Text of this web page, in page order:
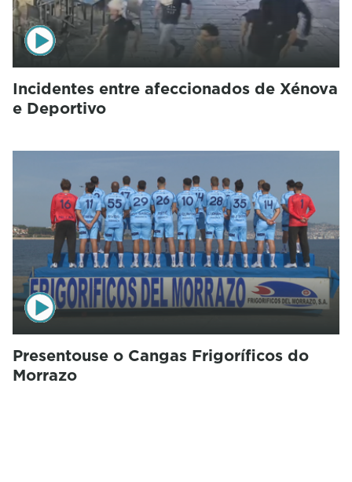
Incidentes entre afeccionados de Xénova
e Deportivo
Presentouse o Cangas Frigoríficos do
Morrazo